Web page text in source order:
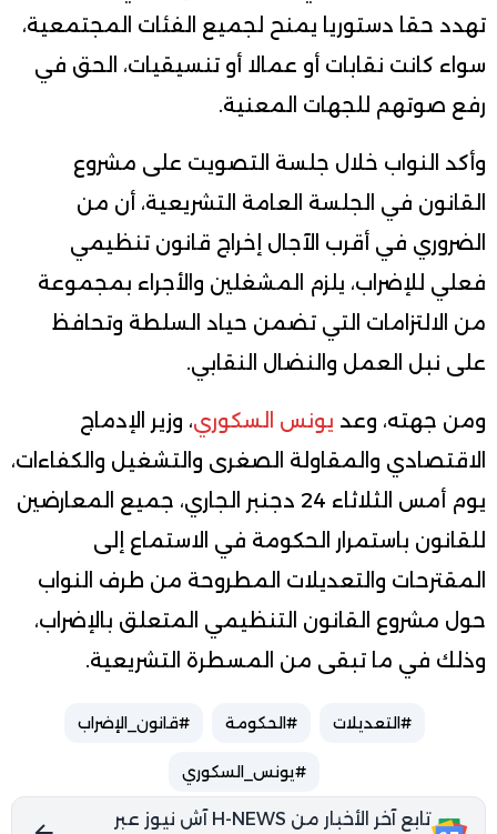
تهدد حقا دستوريا يمنح لجميع الفئات المجتمعية،
سواء كانت نقابات أو عمالا أو تنسيقيات، الحق في
رفع صوتهم للجهات المعنية.
وأكد النواب خلال جلسة التصويت على مشروع
القانون في الجلسة العامة التشريعية، أن من
الضروري في أقرب الآجال إخراج قانون تنظيمي
فعلي للإضراب، يلزم المشغلين والأجراء بمجموعة
من الالتزامات التي تضمن حياد السلطة وتحافظ
على نبل العمل والنضال النقابي.
ومن جهته، وعد يونس السكوري، وزير الإدماج
الاقتصادي والمقاولة الصغرى والتشغيل والكفاءات،
يوم أمس الثلاثاء 24 دجنبر الجاري، جميع المعارضين
للقانون باستمرار الحكومة في الاستماع إلى
المقترحات والتعديلات المطروحة من طرف النواب
حول مشروع القانون التنظيمي المتعلق بالإضراب،
وذلك في ما تبقى من المسطرة التشريعية.
#التعديلات #الحكومة #قانون_الإضراب
#يونس_السكوري
تابع آخر الأخبار من H-NEWS آش نيوز عبر